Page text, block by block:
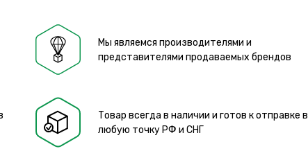
Мы являемся производителями и
представителями продаваемых брендов
Товар всегда в наличии и готов к отправке в
любую точку РФ и СНГ